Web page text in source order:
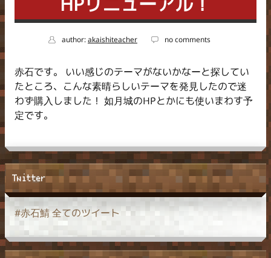
author:akaishiteacher no comments
赤石です。 いい感じのテーマがないかなーと探してい
たところ、こんな素晴らしいテーマを発見したので迷
わず購入しました！ 如月城のHPとかにも使いまわす予
定です。
Twitter
#赤石鯖 全てのツイート